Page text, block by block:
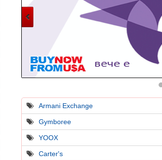
Armani Exchange
Gymboree
YOOX
Carter's